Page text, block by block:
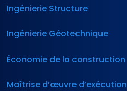
Ingénierie Structure
Ingénierie Géotechnique
Économie de la construction
Maîtrise d’œuvre d’exécution